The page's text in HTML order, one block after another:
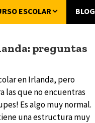
ESCOLAR BLOG
preguntas
en Irlanda, pero
las que no encuentras
Es algo muy normal.
una estructura muy